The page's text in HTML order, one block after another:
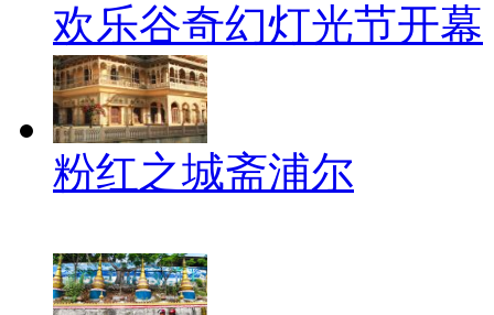
欢乐谷奇幻灯光节开幕
粉红之城斋浦尔